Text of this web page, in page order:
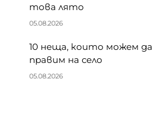
това лято
05.08.2026
10 неща, които можем да
правим на село
05.08.2026